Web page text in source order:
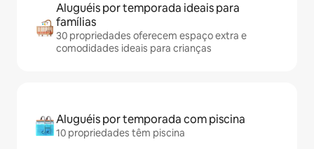
Aluguéis por temporada ideais para
famílias
30 propriedades oferecem espaço extra e
comodidades ideais para crianças
Aluguéis por temporada com piscina
10 propriedades têm piscina